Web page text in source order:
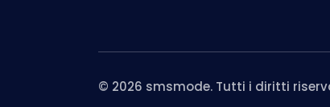
© 2026 smsmode. Tutti i diritti